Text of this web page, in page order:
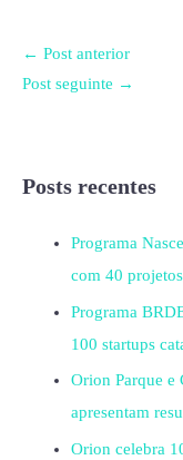
← Post anterior
Post seguinte →
Posts recentes
Programa
com 40
Programa
100 startups
Orion Parque e
apresentam
Orion celebra